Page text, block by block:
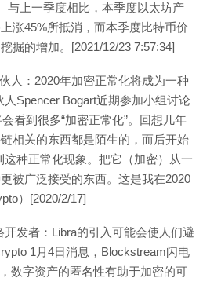
与上一季度相比，本季度以太坊产
涨45%所抵消，而本季度比特币价
掘的增加。[2021/12/23 7:57:34]
人：2020年加密正常化将成为一种
Spencer Bogart近期参加小组讨论
看到很多“加密正常化”。回想几年
相关的东西都是陌生的，而后开始
这种正常化现象。把它（加密）从一
被广泛接受的东西。这是我在2020
）[2020/2/17]
发者：Libra的引入可能会使人们避
1月4日消息，Blockstream闪电
数字资产的匿名性有助于加密的可